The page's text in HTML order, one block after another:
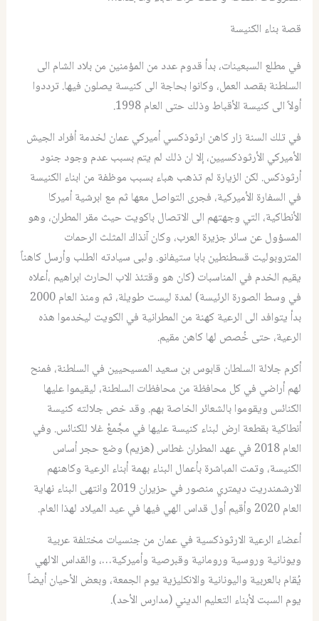
قصة بناء الكنيسة
في مطلع السبعينات، بدأ قدوم عدد من المؤمنين من بلاد الشام الى
السلطنة بقصد العمل، وكانوا بحاجة الى كنيسة يصلون فيها. ترددوا
أولاً الى كنيسة الأقباط وذلك حتى العام 1998.
في تلك السنة زار كاهن ارثوذكسي أميركي عمان لخدمة أفراد الجيش
الأميركي الأرثوذكسيين، إلا ان ذلك لم يتم بسبب عدم وجود جنود
أرثوذكس. لكن الزيارة لم تذهب هباء بسبب موظفة من ابناء الكنيسة
في السفارة الأميركية، فجرى التواصل معها ثم مع ابرشية أميركا
الأنطاكية، التي وجهتهم الى الاتصال باكويت حيث مقر المطران، وهو
المسؤول عن سائر جزيرة العرب، وكان آنذاك المثلث الرحمات
المتروبوليت قسطنطين بابا ستيفانو. ولبى سيادته الطلب وأرسل كاهناً
يقيم الخدم في المناسبات (كان هو وقتئذ الاب الحارث ابراهيم ،أعلاه
في وسط الصورة الرئيسة) لمدة ليست طويلة، ثم ومنذ العام 2000
بدأ يتوافد الى الرعية كهنة من المطرانية في الكويت ليخدموا هذه
الرعية، حتى خُصص لها كاهن مقيم.
أكرم جلالة السلطان قابوس بن سعيد المسيحيين في السلطنة، فمنح
لهم أراضي في كل محافظة من محافظات السلطنة، ليقيموا عليها
الكنائس ويقوموا بالشعائر الخاصة بهم. وقد خص جلالته كنيسة
أنطاكية بقطعة ارض لبناء كنيسة عليها في مجَّمعْ غلا للكنائس. وفي
العام 2018 في عهد المطران غطاس (هزيم) وضع حجر أساس
الكنيسة، وتمت المباشرة بأعمال البناء بهمة أبناء الرعية وكاهنهم
الارشمندريت ديمتري منصور في حزيران 2019 وانتهى البناء نهاية
العام 2020 وأقيم أول قداس الهي فيها في عيد الميلاد لهذا العام.
أعضاء الرعية الارثوذكسية في عمان من جنسيات مختلفة عربية
ويونانية وروسية ورومانية وقبرصية وأميركية…، والقداس الالهي
يُقام بالعربية واليونانية والانكليزية يوم الجمعة، وبعض الأحيان أيضاً
يوم السبت لأبناء التعليم الديني (مدارس الأحد).